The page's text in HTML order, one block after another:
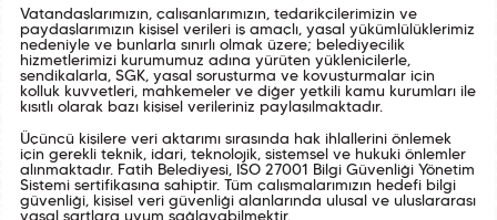
Vatandaşlarımızın, çalışanlarımızın, tedarikçilerimizin ve
paydaşlarımızın kişisel verileri iş amaçlı, yasal yükümlülüklerimiz
nedeniyle ve bunlarla sınırlı olmak üzere; belediyecilik
hizmetlerimizi kurumumuz adına yürüten yüklenicilerle,
sendikalarla, SGK, yasal soruşturma ve kovuşturmalar için
kolluk kuvvetleri, mahkemeler ve diğer yetkili kamu kurumları ile
kısıtlı olarak bazı kişisel verileriniz paylaşılmaktadır.
Üçüncü kişilere veri aktarımı sırasında hak ihlallerini önlemek
için gerekli teknik, idari, teknolojik, sistemsel ve hukuki önlemler
alınmaktadır. Fatih Belediyesi, ISO 27001 Bilgi Güvenliği Yönetim
Sistemi sertifikasına sahiptir. Tüm çalışmalarımızın hedefi bilgi
güvenliği, kişisel veri güvenliği alanlarında ulusal ve uluslararası